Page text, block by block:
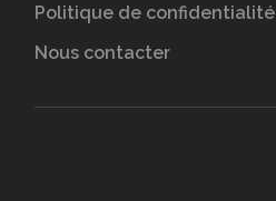
Politique de confidentialité
Nous contacter